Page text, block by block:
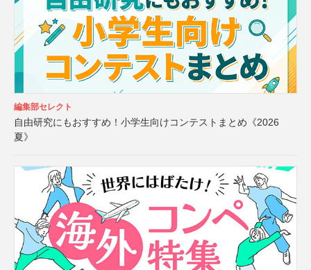
編集部セレクト
自由研究にもおすすめ！小学生向けコンテストまとめ《2026
夏》